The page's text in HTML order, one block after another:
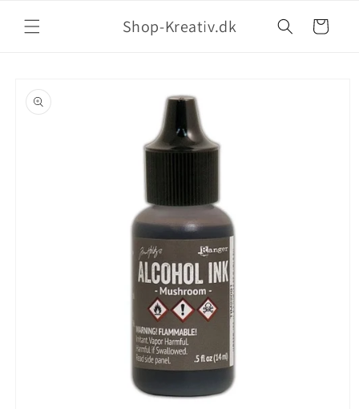
Shop-Kreativ.dk Indkøbskurv